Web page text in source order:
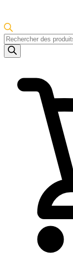
Recherche
de
produits